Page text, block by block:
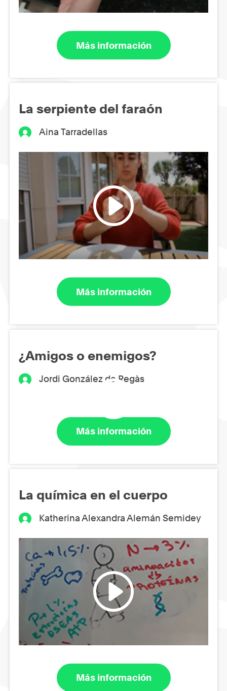
Más información
La serpiente del faraón
Aina Tarradellas
Más información
¿Amigos o enemigos?
Jordi González de Regàs
Más información
La química en el cuerpo
Katherina Alexandra Alemán Semidey
Más información